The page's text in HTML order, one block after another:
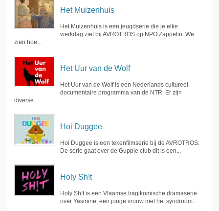
Het Muizenhuis
Het Muizenhuis is een jeugdserie die je elke
werkdag ziet bij AVROTROS op NPO Zappelin. We
zien hoe...
Het Uur van de Wolf
Het Uur van de Wolf is een Nederlands cultureel
documentaire programma van de NTR. Er zijn
diverse...
Hoi Duggee
Hoi Duggee is een tekenfilmserie bij de AVROTROS.
De serie gaat over de Guppie club dit is een...
Holy Sh!t
Holy Sh!t is een Vlaamse tragikomische dramaserie
over Yasmine, een jonge vrouw met het syndroom...